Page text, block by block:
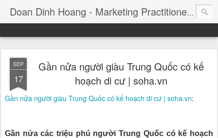
Doan Dinh Hoang - Marketing Practitioner
SEP
17
Gần nửa người giàu Trung Quốc có kế
hoạch di cư | soha.vn
Gần nửa người giàu Trung Quốc có kế hoạch di cư | soha.vn:
Gần nửa các triệu phú người Trung Quốc có kế hoạch